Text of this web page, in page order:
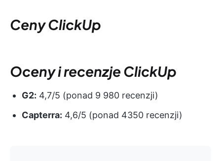
Ceny ClickUp
Oceny i recenzje ClickUp
G2: 4,7/5 (ponad 9 980 recenzji)
Capterra: 4,6/5 (ponad 4350 recenzji)